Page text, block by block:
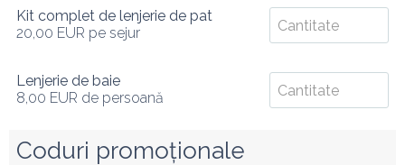
Kit complet de lenjerie de pat
20,00 EUR pe sejur
Lenjerie de baie
8,00 EUR de persoană
Coduri promoționale